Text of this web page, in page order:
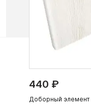
440 ₽
Доборный элемент